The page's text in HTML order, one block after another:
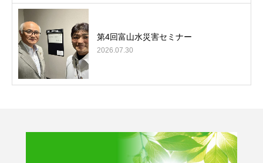
第4回富山水災害セミナー
2026.07.30